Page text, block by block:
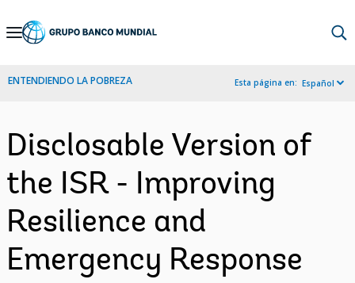
Skip
Navigation
ENTENDIENDO LA POBREZA Esta página en: Español
Disclosable Version of
the ISR - Improving
Resilience and
Emergency Response